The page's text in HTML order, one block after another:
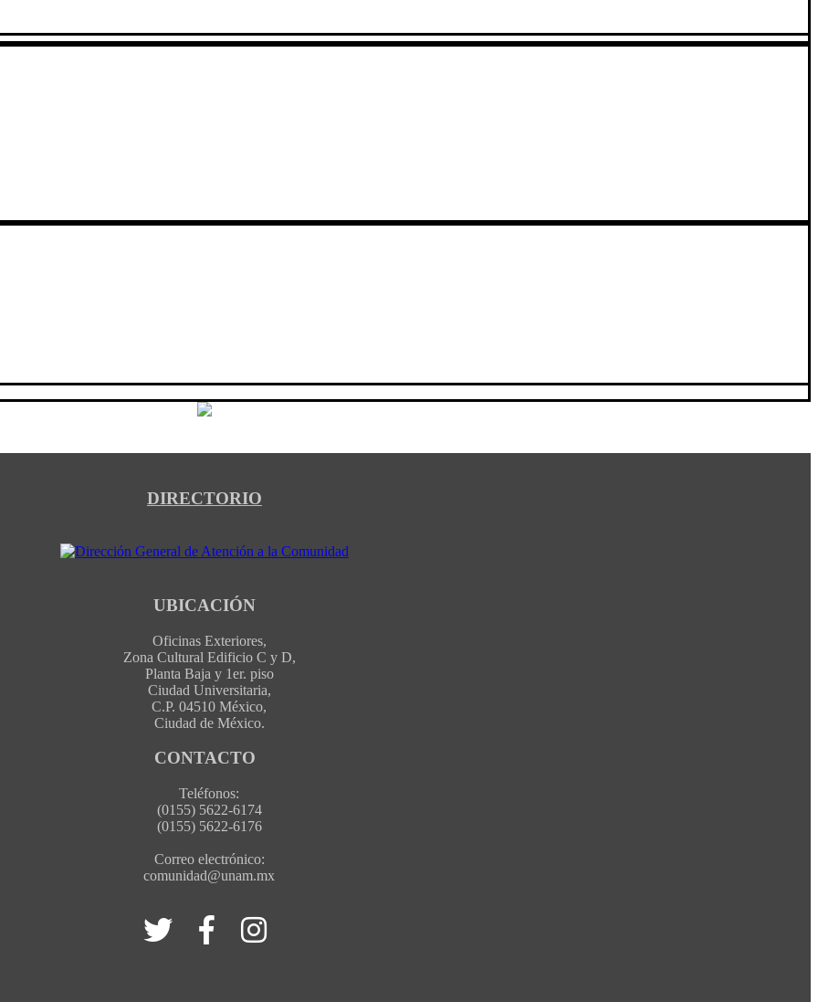
DIRECTORIO
UBICACIÓN
Oficinas Exteriores,
Zona Cultural Edificio C y D,
Planta Baja y 1er. piso
Ciudad Universitaria,
C.P. 04510 México,
Ciudad de México.
CONTACTO
Teléfonos:
(0155) 5622-6174
(0155) 5622-6176
Correo electrónico:
comunidad@unam.mx